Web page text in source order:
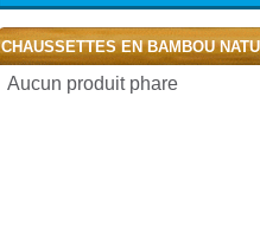
CHAUSSETTES EN BAMBOU
Aucun produit phare